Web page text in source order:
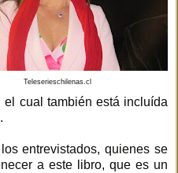
Teleserieschilenas.cl
el cual también está incluída
entrevistados, quienes se
a este libro, que es un